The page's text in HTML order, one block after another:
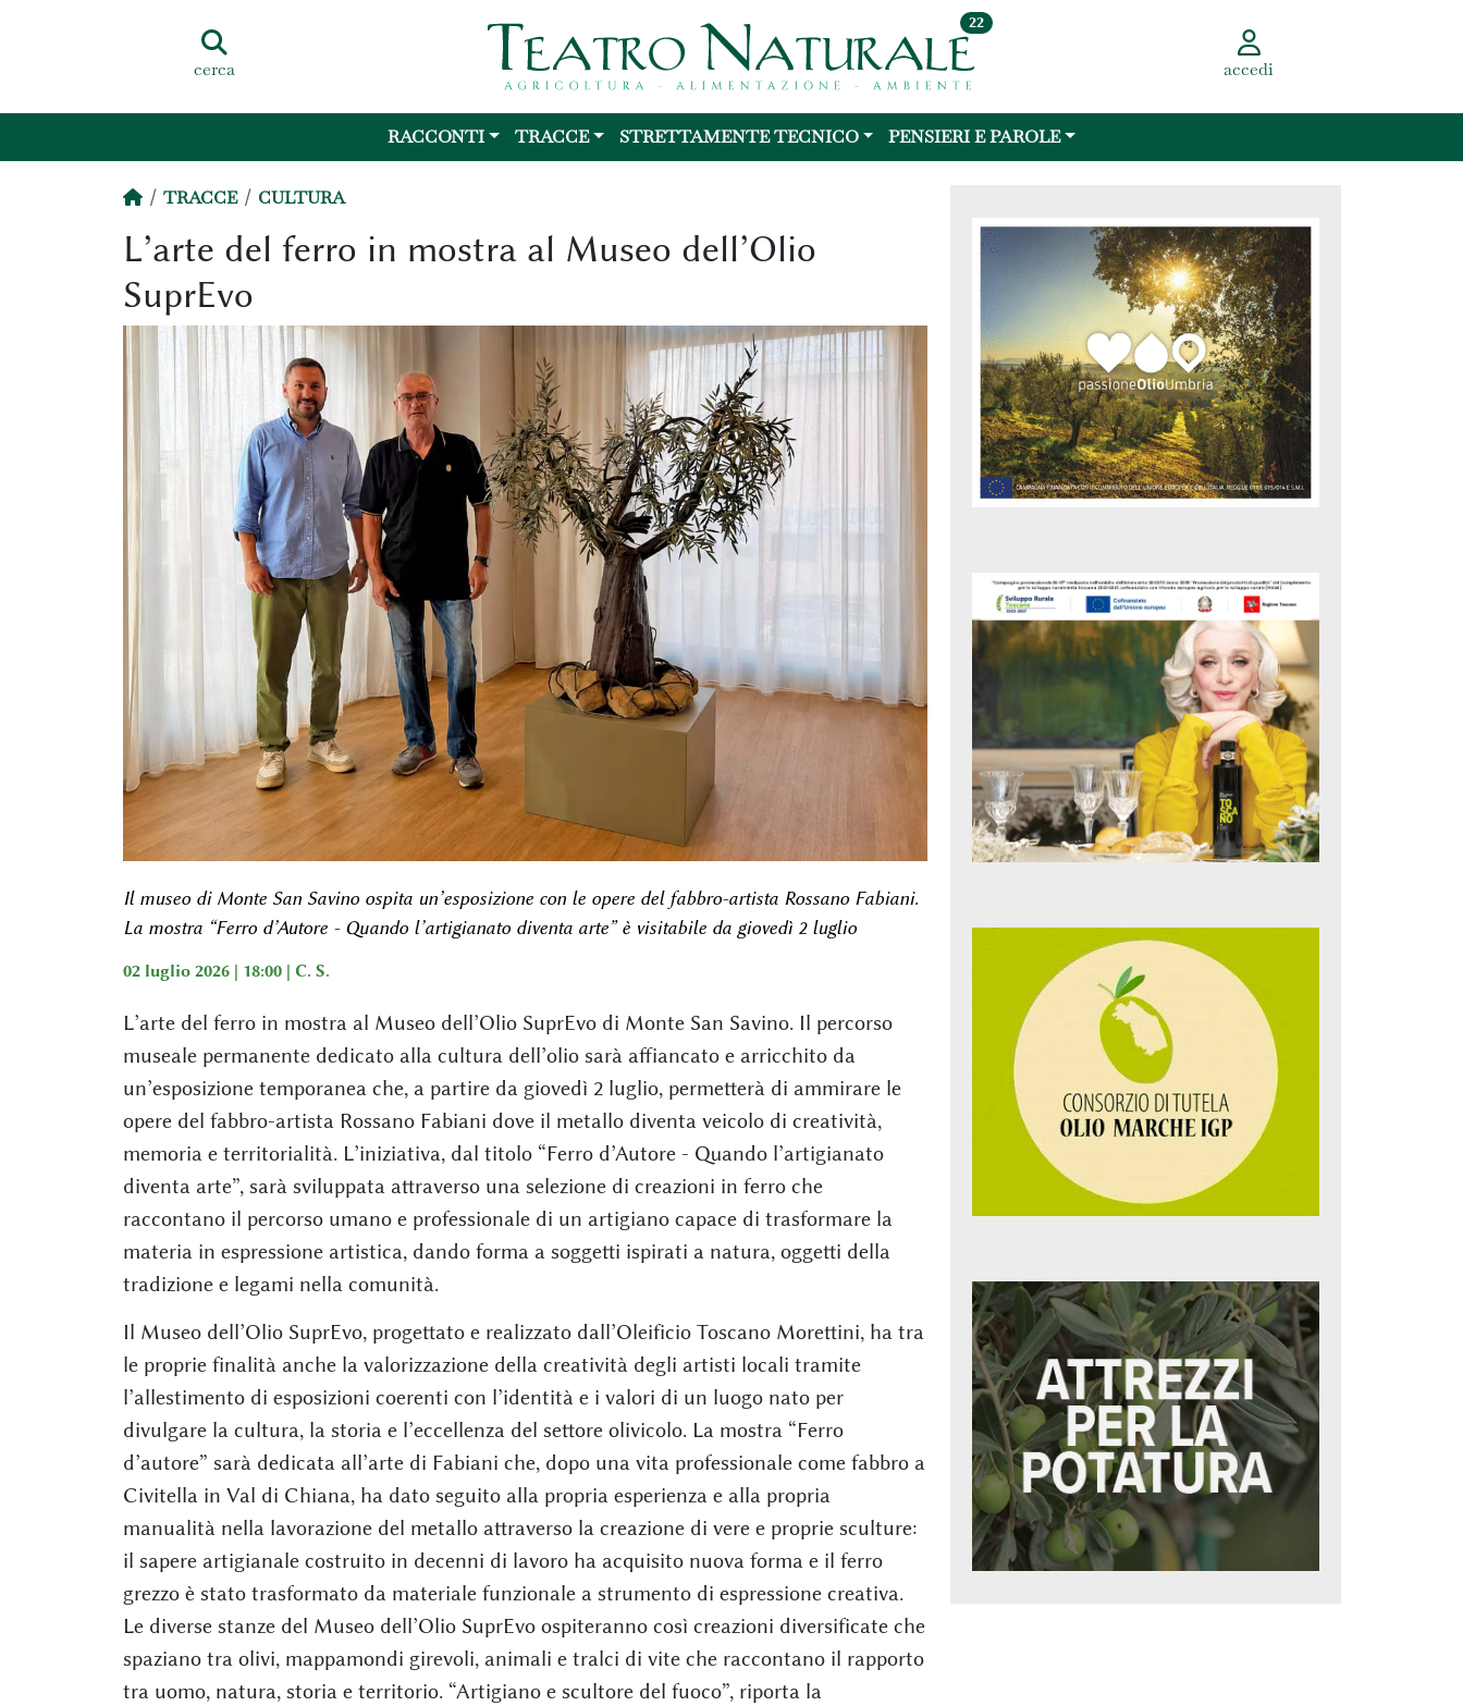
cerca
22
accedi
RACCONTI TRACCE STRETTAMENTE TECNICO PENSIERI E PAROLE
TRACCE CULTURA
L’arte del ferro in mostra al Museo dell’Olio
SuprEvo
Il museo di Monte San Savino ospita un’esposizione con le opere del fabbro-artista Rossano Fabiani.
La mostra “Ferro d’Autore - Quando l’artigianato diventa arte” è visitabile da giovedì 2 luglio
02 luglio 2026 | 18:00 | C. S.
L’arte del ferro in mostra al Museo dell’Olio SuprEvo di Monte San Savino. Il percorso
museale permanente dedicato alla cultura dell’olio sarà affiancato e arricchito da
un’esposizione temporanea che, a partire da giovedì 2 luglio, permetterà di ammirare le
opere del fabbro-artista Rossano Fabiani dove il metallo diventa veicolo di creatività,
memoria e territorialità. L’iniziativa, dal titolo “Ferro d’Autore - Quando l’artigianato
diventa arte”, sarà sviluppata attraverso una selezione di creazioni in ferro che
raccontano il percorso umano e professionale di un artigiano capace di trasformare la
materia in espressione artistica, dando forma a soggetti ispirati a natura, oggetti della
tradizione e legami nella comunità.
Il Museo dell’Olio SuprEvo, progettato e realizzato dall’Oleificio Toscano Morettini, ha tra
le proprie finalità anche la valorizzazione della creatività degli artisti locali tramite
l’allestimento di esposizioni coerenti con l’identità e i valori di un luogo nato per
divulgare la cultura, la storia e l’eccellenza del settore olivicolo. La mostra “Ferro
d’autore” sarà dedicata all’arte di Fabiani che, dopo una vita professionale come fabbro a
Civitella in Val di Chiana, ha dato seguito alla propria esperienza e alla propria
manualità nella lavorazione del metallo attraverso la creazione di vere e proprie sculture:
il sapere artigianale costruito in decenni di lavoro ha acquisito nuova forma e il ferro
grezzo è stato trasformato da materiale funzionale a strumento di espressione creativa.
Le diverse stanze del Museo dell’Olio SuprEvo ospiteranno così creazioni diversificate che
spaziano tra olivi, mappamondi girevoli, animali e tralci di vite che raccontano il rapporto
tra uomo, natura, storia e territorio. “Artigiano e scultore del fuoco”, riporta la